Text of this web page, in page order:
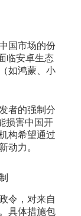
国市场的份
临安卓生态
如鸿蒙、小
者的强制分
损害中国开
构希望通过
动力。
令，对来自
具体措施包